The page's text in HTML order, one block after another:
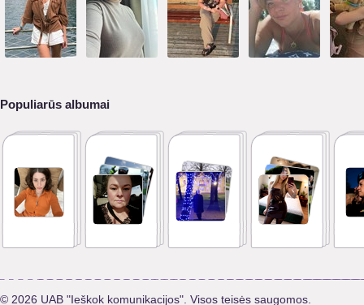
Populiarūs albumai
© 2026 UAB "Ieškok komunikacijos". Visos teisės saugomos.